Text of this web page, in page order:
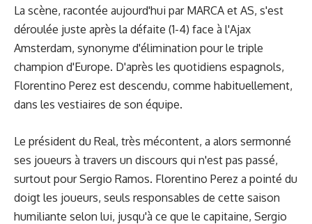
La scène, racontée aujourd'hui par MARCA et AS, s'est
déroulée juste après la défaite (1-4) face à l'Ajax
Amsterdam, synonyme d'élimination pour le triple
champion d'Europe. D'après les quotidiens espagnols,
Florentino Perez est descendu, comme habituellement,
dans les vestiaires de son équipe.
Le président du Real, très mécontent, a alors sermonné
ses joueurs à travers un discours qui n'est pas passé,
surtout pour Sergio Ramos. Florentino Perez a pointé du
doigt les joueurs, seuls responsables de cette saison
humiliante selon lui, jusqu'à ce que le capitaine, Sergio